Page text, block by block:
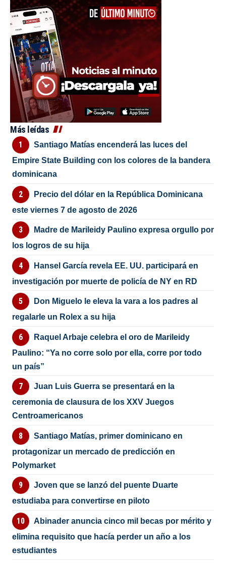
Más leídas
Santiago Matías encenderá las luces del
Empire State Building con los colores de la bandera
dominicana
Precio del dólar en la República Dominicana
este viernes 7 de agosto de 2026
Madre de Marileidy Paulino expresa orgullo por
los logros de su hija
Hansel García revela EE. UU. participará en
investigación por muerte de policía de NY en RD
Don Miguelo le eleva la vara a los padres al
regalarle un Rolex a su hija
Raquel Arbaje celebra el oro de Marileidy
Paulino: “Ya no corre solo por ella, corre por todo
un país”
Juan Luis Guerra se presentará en la
ceremonia de clausura de los XXV Juegos
Centroamericanos
Santiago Matías, primer dominicano en
protagonizar un mercado de predicción en
Polymarket
Joven que se lanzó del puente Duarte
estudiaba para convertirse en piloto
Abinader anuncia cinco mil becas por mérito y
elimina requisito que hacía perder un año a los
estudiantes